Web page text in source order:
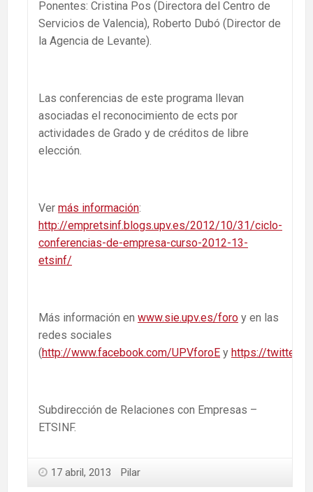
Ponentes: Cristina Pos (Directora del Centro de
Servicios de Valencia), Roberto Dubó (Director de
la Agencia de Levante).
Las conferencias de este programa llevan
asociadas el reconocimiento de ects por
actividades de Grado y de créditos de libre
elección.
Ver más información:
http://empretsinf.blogs.upv.es/2012/10/31/ciclo-
conferencias-de-empresa-curso-2012-13-
etsinf/
Más información en www.sie.upv.es/foro y en las
redes sociales
(http://www.facebook.com/UPVforoE y https://
Subdirección de Relaciones con Empresas –
ETSINF.
17 abril, 2013 Pilar